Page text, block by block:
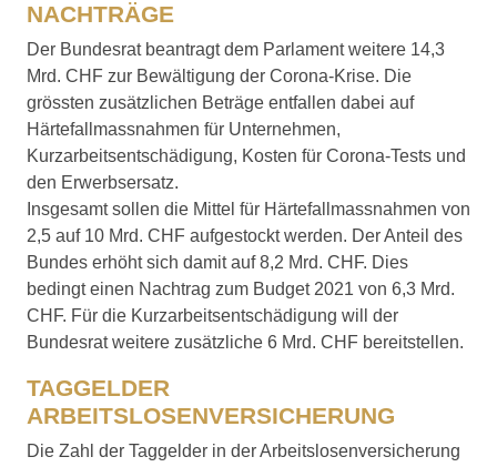
NACHTRÄGE
Der Bundesrat beantragt dem Parlament weitere 14,3
Mrd. CHF zur Bewältigung der Corona-Krise. Die
grössten zusätzlichen Beträge entfallen dabei auf
Härtefallmassnahmen für Unternehmen,
Kurzarbeitsentschädigung, Kosten für Corona-Tests und
den Erwerbsersatz.
Insgesamt sollen die Mittel für Härtefallmassnahmen von
2,5 auf 10 Mrd. CHF aufgestockt werden. Der Anteil des
Bundes erhöht sich damit auf 8,2 Mrd. CHF. Dies
bedingt einen Nachtrag zum Budget 2021 von 6,3 Mrd.
CHF. Für die Kurzarbeitsentschädigung will der
Bundesrat weitere zusätzliche 6 Mrd. CHF bereitstellen.
TAGGELDER
ARBEITSLOSENVERSICHERUNG
Die Zahl der Taggelder in der Arbeitslosenversicherung